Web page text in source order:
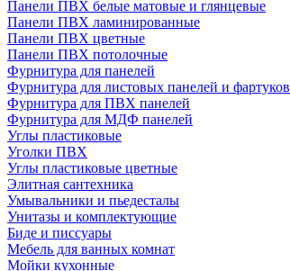
Панели ПВХ белые матовые и глянцевые
Панели ПВХ ламинированные
Панели ПВХ цветные
Панели ПВХ потолочные
Фурнитура для панелей
Фурнитура для листовых панелей и фартуков
Фурнитура для ПВХ панелей
Фурнитура для МДФ панелей
Углы пластиковые
Уголки ПВХ
Углы пластиковые цветные
Элитная сантехника
Умывальники и пьедесталы
Унитазы и комплектующие
Биде и писсуары
Мебель для ванных комнат
Мойки кухонные